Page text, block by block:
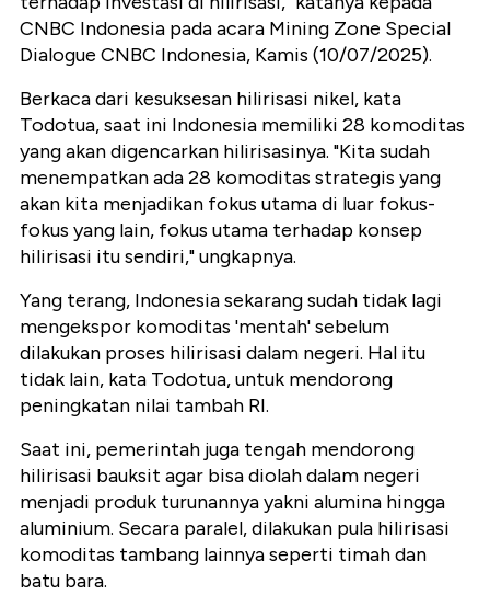
CNBC Indonesia pada acara Mining Zone Special
Dialogue CNBC Indonesia, Kamis (10/07/2025).
Berkaca dari kesuksesan hilirisasi nikel, kata
Todotua, saat ini Indonesia memiliki 28 komoditas
yang akan digencarkan hilirisasinya. "Kita sudah
menempatkan ada 28 komoditas strategis yang
akan kita menjadikan fokus utama di luar fokus-
fokus yang lain, fokus utama terhadap konsep
hilirisasi itu sendiri," ungkapnya.
Yang terang, Indonesia sekarang sudah tidak lagi
mengekspor komoditas 'mentah' sebelum
dilakukan proses hilirisasi dalam negeri. Hal itu
tidak lain, kata Todotua, untuk mendorong
peningkatan nilai tambah RI.
Saat ini, pemerintah juga tengah mendorong
hilirisasi bauksit agar bisa diolah dalam negeri
menjadi produk turunannya yakni alumina hingga
aluminium. Secara paralel, dilakukan pula hilirisasi
komoditas tambang lainnya seperti timah dan
batu bara.